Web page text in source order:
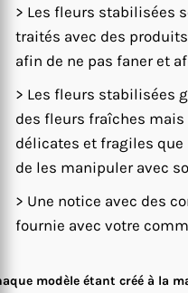
> Les fleurs stabilisées
traités avec des
afin de ne pas faner et
> Les fleurs stabilisées
des fleurs fraîches
délicates et fragiles
de les manipuler avec
> Une notice avec des
fournie avec votre
modèle étant créé à la